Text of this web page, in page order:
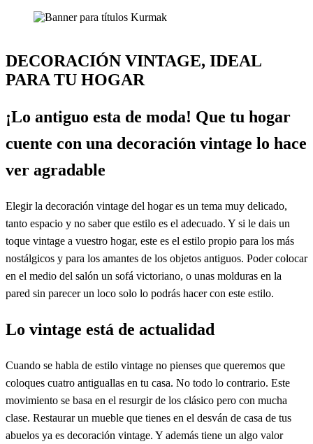
DECORACIÓN VINTAGE, IDEAL
PARA TU HOGAR
¡Lo antiguo esta de moda! Que tu hogar
cuente con una decoración vintage lo hace
ver agradable
Elegir la decoración vintage del hogar es un tema muy delicado,
tanto espacio y no saber que estilo es el adecuado. Y si le dais un
toque vintage a vuestro hogar, este es el estilo propio para los más
nostálgicos y para los amantes de los objetos antiguos. Poder colocar
en el medio del salón un sofá victoriano, o unas molduras en la
pared sin parecer un loco solo lo podrás hacer con este estilo.
Lo vintage está de actualidad
Cuando se habla de estilo vintage no pienses que queremos que
coloques cuatro antiguallas en tu casa. No todo lo contrario. Este
movimiento se basa en el resurgir de los clásico pero con mucha
clase. Restaurar un mueble que tienes en el desván de casa de tus
abuelos ya es decoración vintage. Y además tiene un algo valor